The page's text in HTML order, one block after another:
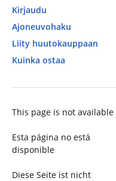
Kirjaudu
Ajoneuvohaku
Liity huutokauppaan
Kuinka ostaa
This page is not available
Esta página no está
disponible
Diese Seite ist nicht